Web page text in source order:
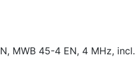
MWB 45-4 EN, 4 MHz, incl.